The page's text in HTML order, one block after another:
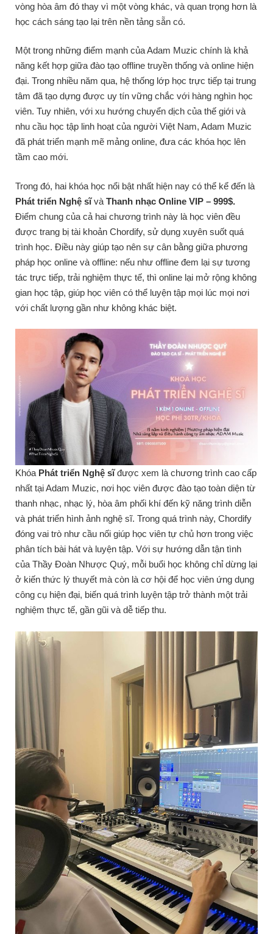
vòng hòa âm đó thay vì một vòng khác, và quan trọng hơn là
học cách sáng tạo lại trên nền tảng sẵn có.
Một trong những điểm mạnh của Adam Muzic chính là khả
năng kết hợp giữa đào tạo offline truyền thống và online hiện
đại. Trong nhiều năm qua, hệ thống lớp học trực tiếp tại trung
tâm đã tạo dựng được uy tín vững chắc với hàng nghìn học
viên. Tuy nhiên, với xu hướng chuyển dịch của thế giới và
nhu cầu học tập linh hoạt của người Việt Nam, Adam Muzic
đã phát triển mạnh mẽ mảng online, đưa các khóa học lên
tầm cao mới.
Trong đó, hai khóa học nổi bật nhất hiện nay có thể kể đến là
Phát triển Nghệ sĩvà Thanh nhạc Online VIP – 999$.
Điểm chung của cả hai chương trình này là học viên đều
được trang bị tài khoản Chordify, sử dụng xuyên suốt quá
trình học. Điều này giúp tạo nên sự cân bằng giữa phương
pháp học online và offline: nếu như offline đem lại sự tương
tác trực tiếp, trải nghiệm thực tế, thì online lại mở rộng không
gian học tập, giúp học viên có thể luyện tập mọi lúc mọi nơi
với chất lượng gần như không khác biệt.
Khóa Phát triển Nghệ sĩđược xem là chương trình cao cấp
nhất tại Adam Muzic, nơi học viên được đào tạo toàn diện từ
thanh nhạc, nhạc lý, hòa âm phối khí đến kỹ năng trình diễn
và phát triển hình ảnh nghệ sĩ. Trong quá trình này, Chordify
đóng vai trò như cầu nối giúp học viên tự chủ hơn trong việc
phân tích bài hát và luyện tập. Với sự hướng dẫn tận tình
của Thầy Đoàn Nhược Quý, mỗi buổi học không chỉ dừng lại
ở kiến thức lý thuyết mà còn là cơ hội để học viên ứng dụng
công cụ hiện đại, biến quá trình luyện tập trở thành một trải
nghiệm thực tế, gần gũi và dễ tiếp thu.